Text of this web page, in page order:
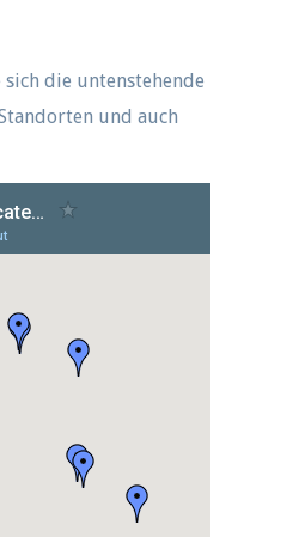
sich die untenstehende
und auch